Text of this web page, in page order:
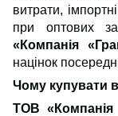
витрати,
при оптових
«Компанія
націнок
Чому купувати
ТОВ